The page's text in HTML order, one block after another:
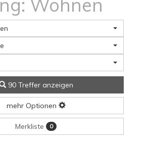
Wohnen
90 Treffer anzeigen
mehr Optionen
Merkliste 0